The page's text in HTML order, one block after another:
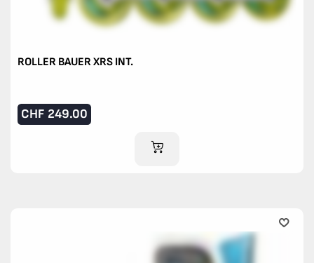
ROLLER BAUER XRS INT.
CHF 249.00
AJOUTER AU PANIER